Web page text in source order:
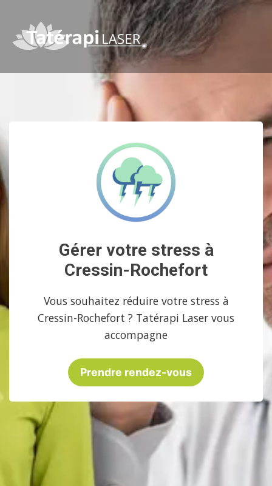
Gérer votre stress à
Cressin-Rochefort
Vous souhaitez réduire votre stress à
Cressin-Rochefort ? Tatérapi Laser vous
accompagne
Prendre rendez-vous